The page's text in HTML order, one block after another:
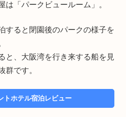
は「パークビュールーム」。
すると閉園後のパークの様子を
と、大阪湾を行き来する船を見
群です。
トホテル宿泊レビュー